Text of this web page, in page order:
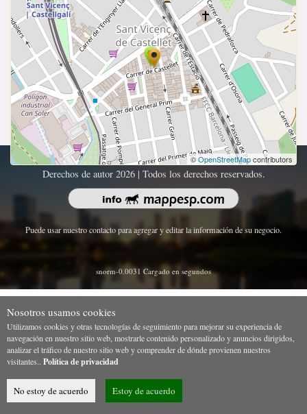
©OpenStreetMapcontributors
Derechos de autor 2026 | Todos los derechos reservados.
Puede usar nuestro contacto para agregar y editar la información de su negocio.
snorm-0.0031 Cargado en segundos
Nosotros usamos cookies
Utilizamos cookies y otras tecnologías de seguimiento para mejorar su experiencia de
navegación en nuestro sitio web, mostrarle contenido personalizado y anuncios dirigidos,
analizar el tráfico de nuestro sitio web y comprender de dónde provienen nuestros
visitantes.. Política de privacidad
No estoy de acuerdo Estoy de acuerdo